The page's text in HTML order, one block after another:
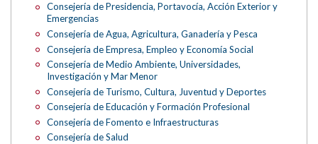
Consejería de Presidencia, Portavocía, Acción Exterior y
Emergencias
Consejería de Agua, Agricultura, Ganadería y Pesca
Consejería de Empresa, Empleo y Economía Social
Consejería de Medio Ambiente, Universidades,
Investigación y Mar Menor
Consejería de Turismo, Cultura, Juventud y Deportes
Consejería de Educación y Formación Profesional
Consejería de Fomento e Infraestructuras
Consejería de Salud